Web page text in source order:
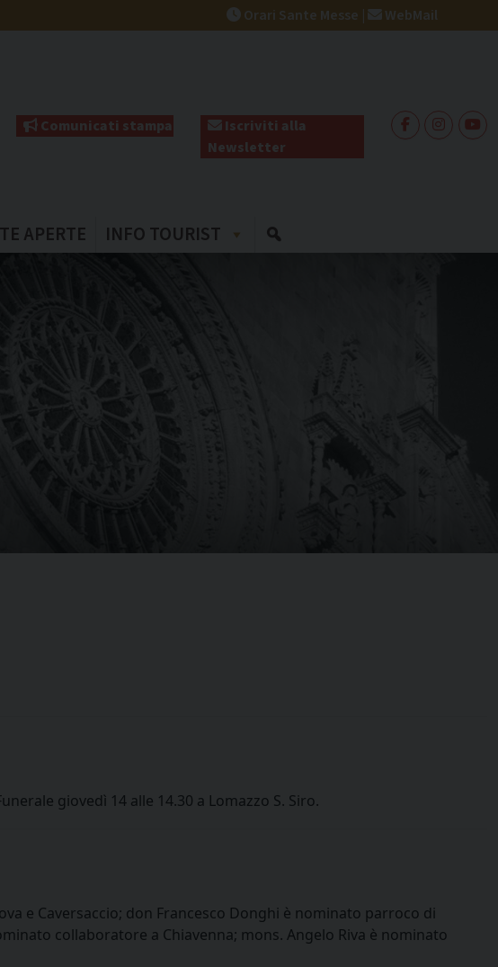
Orari Sante Messe | WebMail
Comunicati stampa
Iscriviti alla
Newsletter
APERTE INFO TOURIST
giovedì 14 alle 14.30 a Lomazzo S. Siro.
e Caversaccio; don Francesco Donghi è nominato parroco di
collaboratore a Chiavenna; mons. Angelo Riva è nominato